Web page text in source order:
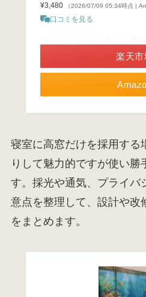
¥3,480
（2026/07/09 05:34時点 |
口コミを見る
楽天市
寝室に高窓だけを採用する
りして魅力的ですが使い勝
す。採光や通気、プライバ
意点を整理して、設計や改
をまとめます。